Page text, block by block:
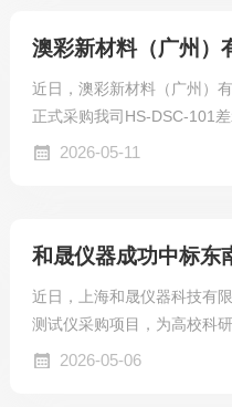
近日，澳彩新材料（广州）
正式采购我司HS-DSC-101
喷涂塑料的热性能检测与配
2026-05-11
和晟仪器成功中标东
近日，上海和晟仪器科技有
测试仪采购项目，为高校科
显了国产仪器在科研领域的过
2026-05-06